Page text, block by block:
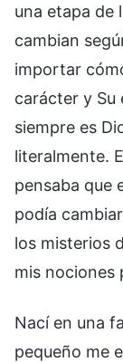
una etapa de
cambian
importar
carácter y Su
siempre es
literalmente.
pensaba que
podía
los misterios
mis nociones
Nací en una
pequeño me